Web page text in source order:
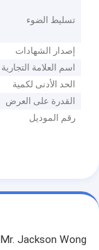
تسليط الضوء
إصدار الشهادات
اسم العلامة التجارية
الحد الأدنى لكمية
القدرة على العرض
رقم الموديل
Mr. Jackson Wong